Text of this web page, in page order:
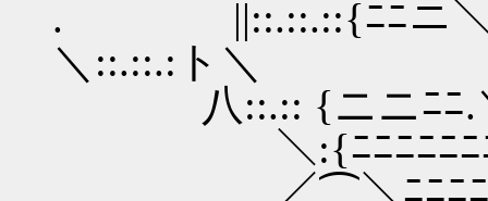
. ||::.::.::{ﾆﾆニ＼ ::.|
＼::.::.:ト＼
八::.:: {ニニﾆﾆ.＼ -
＼:{ﾆﾆﾆﾆﾆﾆﾆ)::）